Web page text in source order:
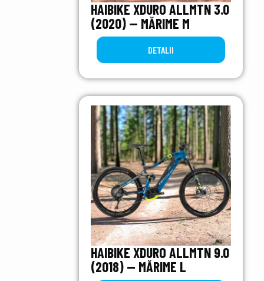
HAIBIKE XDURO ALLMTN 3.0
(2020) — MĂRIME M
DETALII
HAIBIKE XDURO ALLMTN 9.0
(2018) — MĂRIME L